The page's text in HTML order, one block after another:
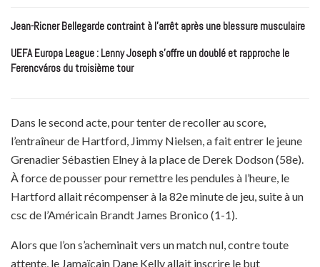
Jean-Ricner Bellegarde contraint à l’arrêt après une blessure musculaire
UEFA Europa League : Lenny Joseph s’offre un doublé et rapproche le
Ferencváros du troisième tour
Dans le second acte, pour tenter de recoller au score,
l’entraîneur de Hartford, Jimmy Nielsen, a fait entrer le jeune
Grenadier Sébastien Elney à la place de Derek Dodson (58e).
À force de pousser pour remettre les pendules à l’heure, le
Hartford allait récompenser à la 82e minute de jeu, suite à un
csc de l’Américain Brandt James Bronico (1-1).
Alors que l’on s’acheminait vers un match nul, contre toute
attente, le Jamaïcain Dane Kelly allait inscrire le but